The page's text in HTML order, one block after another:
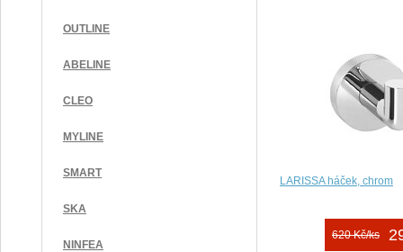
OUTLINE
ABELINE
CLEO
MYLINE
SMART
SKA
NINFEA
LARISSA háček, chrom
620 Kč/ks